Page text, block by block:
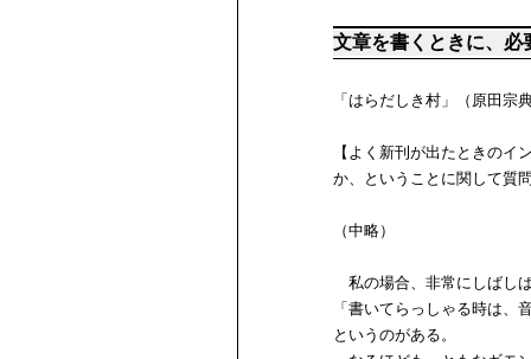
文章を書くときに、必
「はらだしき村」（原田宗
【よく新刊が出たときの
か、ということに関して質
（中略）
私の場合、非常にしばし
「書いてらっしゃる時は、
というのがある。